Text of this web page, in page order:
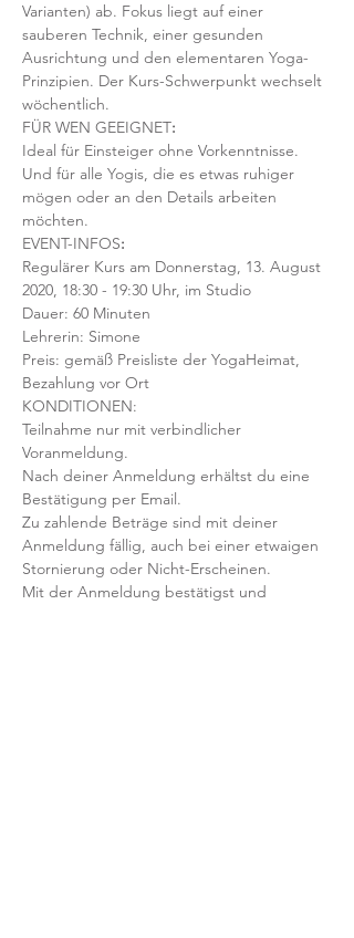
Varianten) ab. Fokus liegt auf einer
sauberen Technik, einer gesunden
Ausrichtung und den elementaren Yoga-
Prinzipien. Der Kurs-Schwerpunkt wechselt
wöchentlich.
FÜR WEN GEEIGNET:
Ideal für Einsteiger ohne Vorkenntnisse.
Und für alle Yogis, die es etwas ruhiger
mögen oder an den Details arbeiten
möchten.
EVENT-INFOS:
Regulärer Kurs am Donnerstag, 13. August
2020, 18:30 - 19:30 Uhr, im Studio
Dauer: 60 Minuten
Lehrerin: Simone
Preis: gemäß Preisliste der YogaHeimat,
Bezahlung vor Ort
KONDITIONEN:
Teilnahme nur mit verbindlicher
Voranmeldung.
Nach deiner Anmeldung erhältst du eine
Bestätigung per Email.
Zu zahlende Beträge sind mit deiner
Anmeldung fällig, auch bei einer etwaigen
Stornierung oder Nicht-Erscheinen.
Mit der Anmeldung bestätigst und